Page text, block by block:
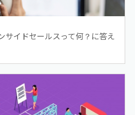
サイドセールスって何？に答え